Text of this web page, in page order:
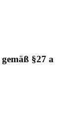
gemäß §27 a